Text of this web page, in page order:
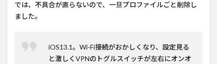
では、不具合が直らないので、一旦プロファイルごと削除し
ました。
iOS13.1。Wi-Fi接続がおかしくなり、設定見る
と激しくVPNのトグルスイッチが左右にオンオ